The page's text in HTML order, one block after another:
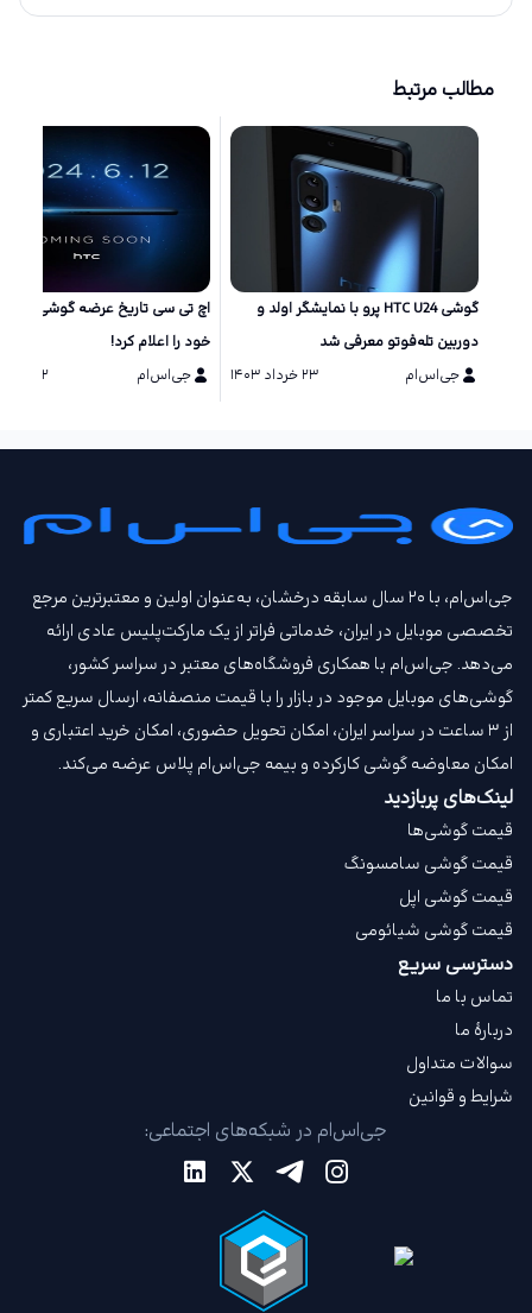
مطالب مرتبط
گوشی HTC U24 پرو با نمایشگر اولد و
دوربین تله‌فوتو معرفی شد
جی‌اس‌ام
۲۳ خرداد ۱۴۰۳
اچ تی سی تاریخ عرضه گوشی‌های
خود را اعلام کرد!
جی‌اس‌ام
۲۲ خرداد ۱۴۰۳
جی‌اس‌ام، با ۲۰ سال سابقه درخشان، به‌عنوان اولین و معتبرترین مرجع
تخصصی موبایل در ایران، خدماتی فراتر از یک مارکت‌پلیس عادی ارائه
می‌دهد. جی‌اس‌ام با همکاری فروشگاه‌های معتبر در سراسر کشور،
گوشی‌های موبایل موجود در بازار را با قیمت‌ منصفانه، ارسال سریع کمتر
از ۳ ساعت در سراسر ایران، امکان تحویل حضوری، امکان خرید اعتباری و
امکان معاوضه گوشی کارکرده و بیمه جی‌اس‌ام‌ پلاس عرضه می‌کند.
لینک‌های پربازدید
قیمت گوشی‌ها
قیمت گوشی سامسونگ
قیمت گوشی اپل
قیمت گوشی شیائومی
دسترسی سریع
تماس با ما
دربارهٔ ما
سوالات متداول
شرایط و قوانین
جی‌اس‌ام در شبکه‌های اجتماعی: